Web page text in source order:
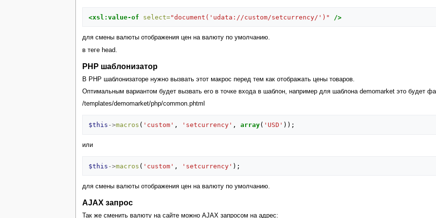
<xsl:value-of select="document('udata://custom/setcurrency/')" />
для смены валюты отображения цен на валюту по умолчанию.
в теге head.
PHP шаблонизатор
В PHP шаблонизаторе нужно вызвать этот макрос перед тем как отображать цены товаров.
Оптимальным вариантом будет вызвать его в точке входа в шаблон, например для шаблона demomarket это будет
/templates/demomarket/php/common.phtml
$this ->macros ( 'custom' , 'setcurrency' , array( 'USD' ));
или
$this ->macros ( 'custom' , 'setcurrency' );
для смены валюты отображения цен на валюту по умолчанию.
AJAX запрос
Так же сменить валюту на сайте можно AJAX запросом на адрес: